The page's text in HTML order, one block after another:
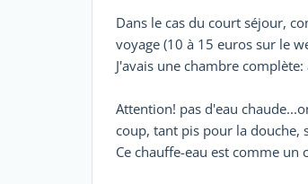
Dans le cas du court séjour,
voyage (10 à 15 euros sur le
J'avais une chambre
Attention! pas d'eau
coup, tant pis pour la douche,
Ce chauffe-eau est comme un